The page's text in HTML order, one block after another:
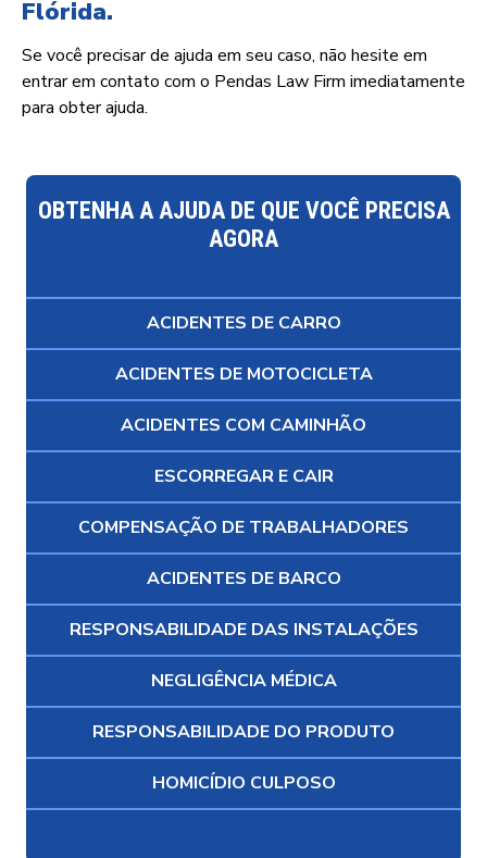
Flórida.
Se você precisar de ajuda em seu caso, não hesite em
entrar em contato com o Pendas Law Firm imediatamente
para obter ajuda.
OBTENHA A AJUDA DE QUE VOCÊ PRECISA
AGORA
ACIDENTES DE CARRO
ACIDENTES DE MOTOCICLETA
ACIDENTES COM CAMINHÃO
ESCORREGAR E CAIR
COMPENSAÇÃO DE TRABALHADORES
ACIDENTES DE BARCO
RESPONSABILIDADE DAS INSTALAÇÕES
NEGLIGÊNCIA MÉDICA
RESPONSABILIDADE DO PRODUTO
HOMICÍDIO CULPOSO